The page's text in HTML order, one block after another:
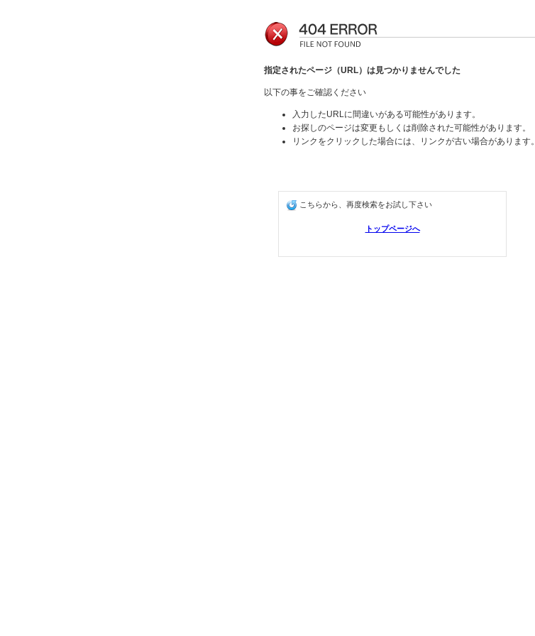
指定されたページ（URL）は見つかりませんでした
以下の事をご確認ください
入力したURLに間違いがある可能性があります。
お探しのページは変更もしくは削除された可能性があります。
リンクをクリックした場合には、リンクが古い場合があります。
こちらから、再度検索をお試し下さい
トップページへ